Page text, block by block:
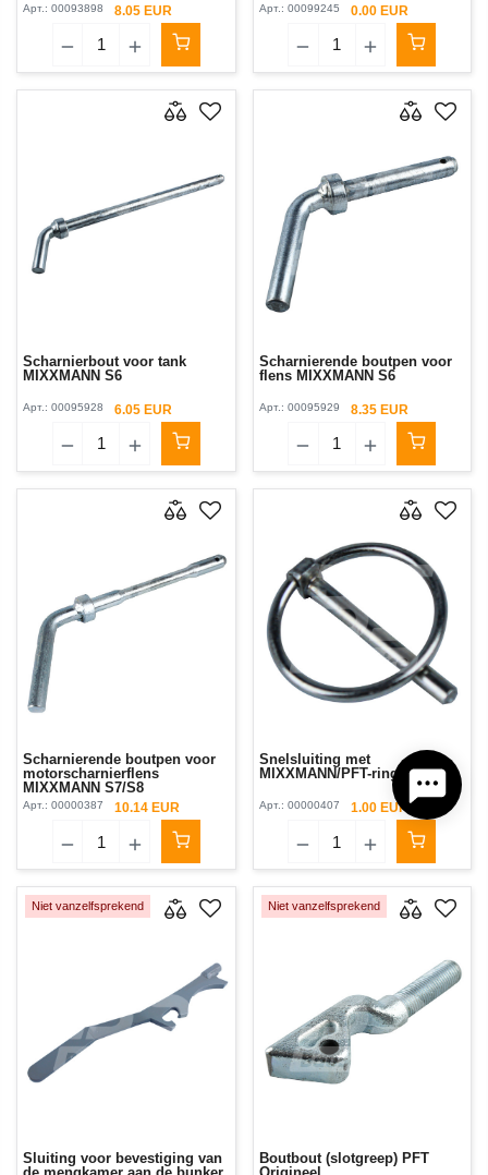
Арт.: 00093898 8.05 EUR Арт.: 00099245 0.00 EUR
Scharnierbout voor tank
MIXXMANN S6
Арт.: 00095928 6.05 EUR
Scharnierende boutpen voor
flens MIXXMANN S6
Арт.: 00095929 8.35 EUR
Scharnierende boutpen voor
motorscharnierflens
MIXXMANN S7/S8
Арт.: 00000387 10.14 EUR
Snelsluiting met
MIXXMANN/PFT-ring
Арт.: 00000407 1.00 EUR
Niet vanzelfsprekend
Sluiting voor bevestiging van
Niet vanzelfsprekend
Boutbout (slotgreep) PFT